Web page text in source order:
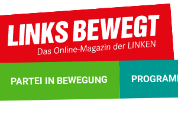
PARTEI IN BEWEGUNG